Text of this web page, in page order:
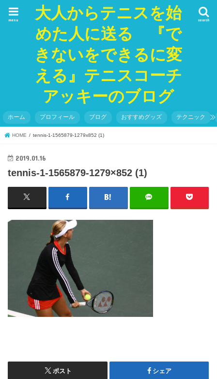
大人からテニスを始
めた人に送る 『で
きないをできるに変
える』テニスコーチ
アッキーのブログ
search
menu
ホーム プロフィール ブログ おすすめグッズ テクニック
HOME tennis-1-1565879-1279x852 (1)
2019.01.16
tennis-1-1565879-1279×852 (1)
ポスト シェア